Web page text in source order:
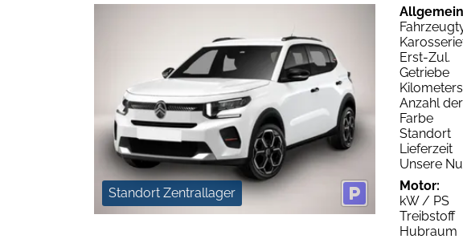
Standort Zentrallager
Erst-Zul.
Getriebe
Anzahl
Farbe
Standort
Lieferzeit
Unsere
Motor:
kW / PS
Treibstoff
Hubraum